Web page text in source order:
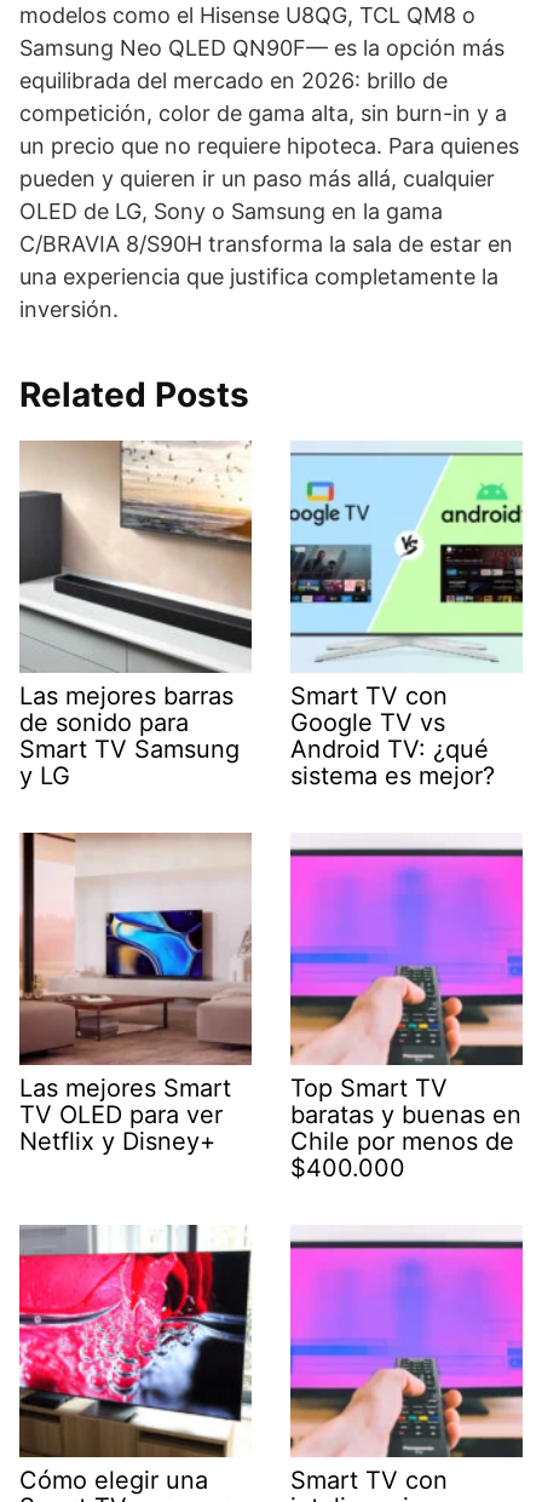
modelos como el Hisense U8QG, TCL QM8 o
Samsung Neo QLED QN90F— es la opción más
equilibrada del mercado en 2026: brillo de
competición, color de gama alta, sin burn-in y a
un precio que no requiere hipoteca. Para quienes
pueden y quieren ir un paso más allá, cualquier
OLED de LG, Sony o Samsung en la gama
C/BRAVIA 8/S90H transforma la sala de estar en
una experiencia que justifica completamente la
inversión.
Related Posts
Las mejores barras
de sonido para
Smart TV Samsung
y LG
Smart TV con
Google TV vs
Android TV: ¿qué
sistema es mejor?
Las mejores Smart
TV OLED para ver
Netflix y Disney+
Top Smart TV
baratas y buenas en
Chile por menos de
$400.000
Cómo elegir una
Smart TV con